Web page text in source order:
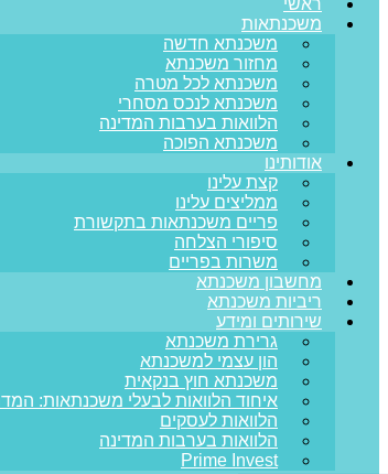
ראשי
משכנתאות
משכנתא חדשה
מחזור משכנתא
משכנתא לכל מטרה
משכנתא לנכס מסחרי
הלוואות בערבות המדינה
משכנתא הפוכה
אודותינו
קצת עלינו
ממליצים עלינו
פריים משכנתאות בתקשורת
סיפורי הצלחה
משרות בפריים
מחשבון משכנתא
ריביות משכנתא
שירותים ומידע
גרירת משכנתא
הון עצמי למשכנתא
משכנתא חוץ בנקאית
איחוד הלוואות לבעלי משכנתאות:
הלוואות לעסקים
הלוואות בערבות המדינה
Prime Invest